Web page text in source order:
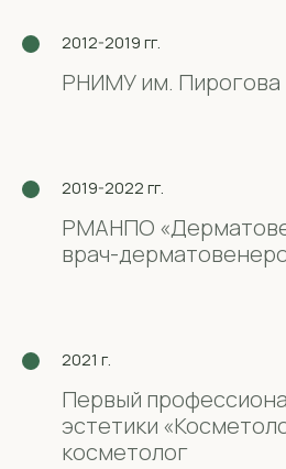
2012-2019 гг.
РНИМУ им. Пирогова
2019-2022 гг.
РМАНПО
врач-
2021 г.
Первый
эстетики
косметолог
Топ любимых
процедур